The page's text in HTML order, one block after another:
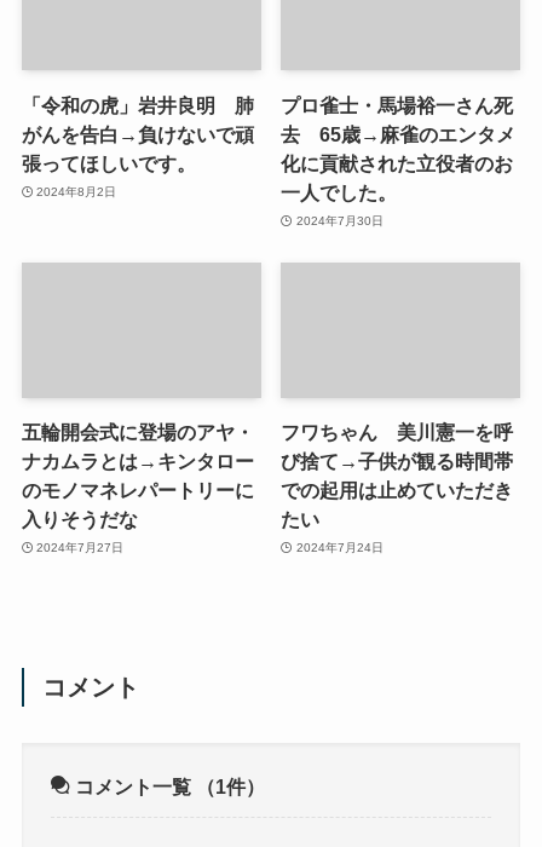
「令和の虎」岩井良明 肺
がんを告白→負けないで頑
張ってほしいです。
2024年8月2日
プロ雀士・馬場裕一さん死
去 65歳→麻雀のエンタメ
化に貢献された立役者のお
一人でした。
2024年7月30日
五輪開会式に登場のアヤ・
ナカムラとは→キンタロー
のモノマネレパートリーに
入りそうだな
2024年7月27日
フワちゃん 美川憲一を呼
び捨て→子供が観る時間帯
での起用は止めていただき
たい
2024年7月24日
コメント
コメント一覧 （1件）